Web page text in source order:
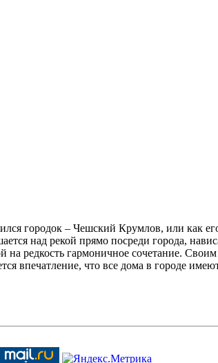
городок – Чешский Крумлов, или как
над рекой прямо посреди города,
редкость гармоничное сочетание.
впечатление, что все дома в городе